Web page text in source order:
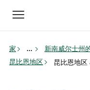
Toggle
navigation
家 ... 新南威尔士州
昆比恩地区
昆比恩地